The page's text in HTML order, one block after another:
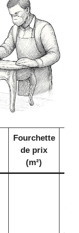
Fourchette
de prix
(m²)